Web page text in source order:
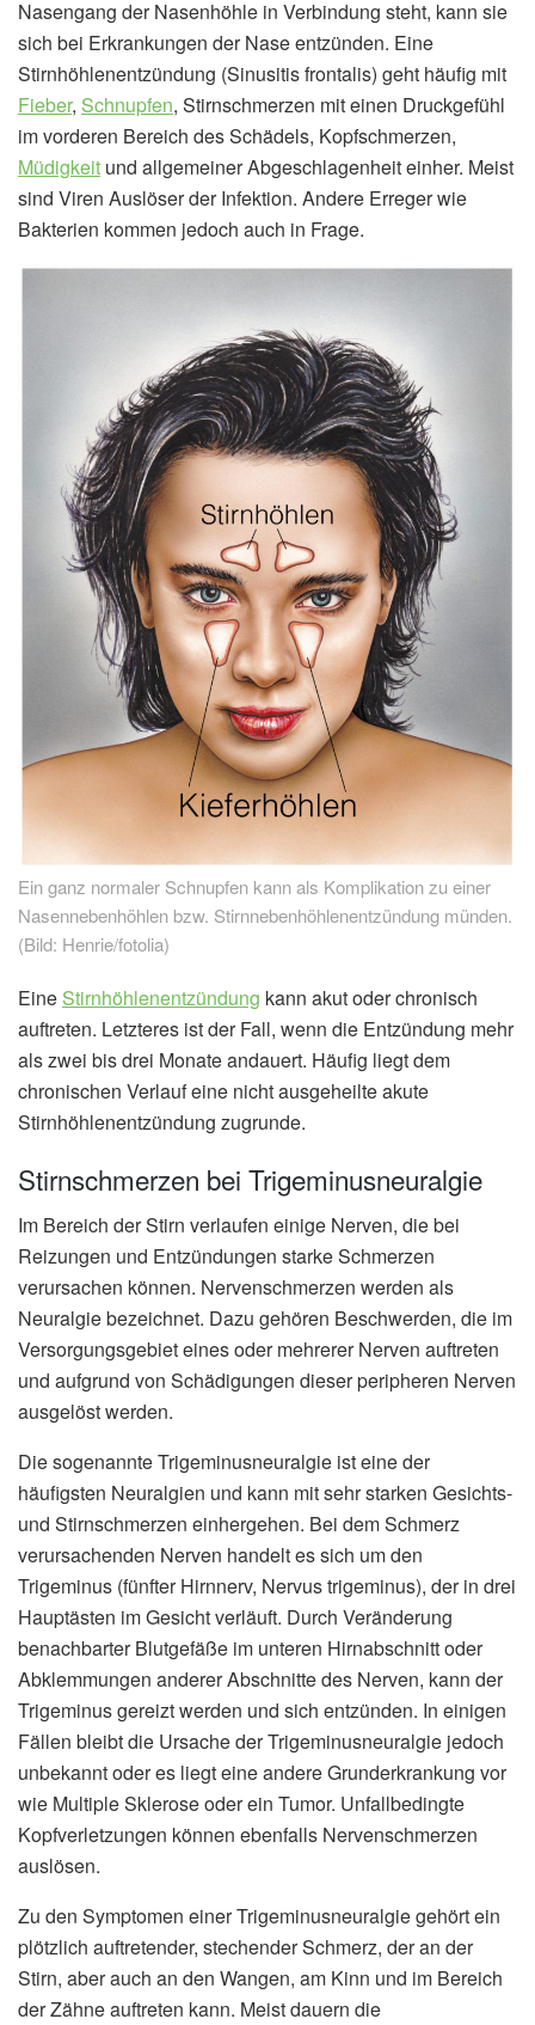
Nasengang der Nasenhöhle in Verbindung steht, kann sie
sich bei Erkrankungen der Nase entzünden. Eine
Stirnhöhlenentzündung (Sinusitis frontalis) geht häufig mit
Fieber, Schnupfen, Stirnschmerzen mit einen Druckgefühl
im vorderen Bereich des Schädels, Kopfschmerzen,
Müdigkeit und allgemeiner Abgeschlagenheit einher. Meist
sind Viren Auslöser der Infektion. Andere Erreger wie
Bakterien kommen jedoch auch in Frage.
Ein ganz normaler Schnupfen kann als Komplikation zu einer
Nasennebenhöhlen bzw. Stirnnebenhöhlenentzündung münden.
(Bild: Henrie/fotolia)
Eine Stirnhöhlenentzündung kann akut oder chronisch
auftreten. Letzteres ist der Fall, wenn die Entzündung mehr
als zwei bis drei Monate andauert. Häufig liegt dem
chronischen Verlauf eine nicht ausgeheilte akute
Stirnhöhlenentzündung zugrunde.
Stirnschmerzen bei Trigeminusneuralgie
Im Bereich der Stirn verlaufen einige Nerven, die bei
Reizungen und Entzündungen starke Schmerzen
verursachen können. Nervenschmerzen werden als
Neuralgie bezeichnet. Dazu gehören Beschwerden, die im
Versorgungsgebiet eines oder mehrerer Nerven auftreten
und aufgrund von Schädigungen dieser peripheren Nerven
ausgelöst werden.
Die sogenannte Trigeminusneuralgie ist eine der
häufigsten Neuralgien und kann mit sehr starken Gesichts-
und Stirnschmerzen einhergehen. Bei dem Schmerz
verursachenden Nerven handelt es sich um den
Trigeminus (fünfter Hirnnerv, Nervus trigeminus), der in drei
Hauptästen im Gesicht verläuft. Durch Veränderung
benachbarter Blutgefäße im unteren Hirnabschnitt oder
Abklemmungen anderer Abschnitte des Nerven, kann der
Trigeminus gereizt werden und sich entzünden. In einigen
Fällen bleibt die Ursache der Trigeminusneuralgie jedoch
unbekannt oder es liegt eine andere Grunderkrankung vor
wie Multiple Sklerose oder ein Tumor. Unfallbedingte
Kopfverletzungen können ebenfalls Nervenschmerzen
auslösen.
Zu den Symptomen einer Trigeminusneuralgie gehört ein
plötzlich auftretender, stechender Schmerz, der an der
Stirn, aber auch an den Wangen, am Kinn und im Bereich
der Zähne auftreten kann. Meist dauern die